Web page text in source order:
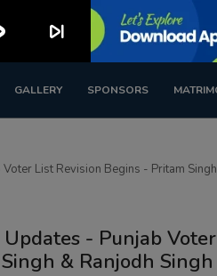
GALLERY SPONSORS
List Revision Begins - Pritam
- Punjab
& Ranjodh Singh
skip_next